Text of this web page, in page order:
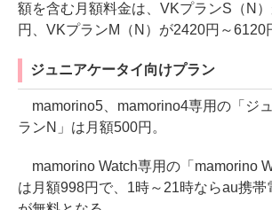
額を含む月額料金は、VKプランS（N
円、VKプランM（N）が2420円～6120
ジュニアケータイ向けプラン
mamorino5、mamorino4専用の「ジ
ランN」は月額500円。
mamorino Watch専用の「mamorino
は月額998円で、1時～21時ならau携帯